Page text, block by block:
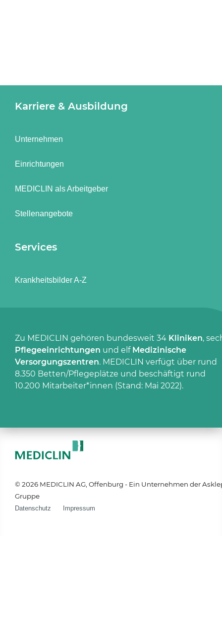
Karriere & Ausbildung
Unternehmen
Einrichtungen
MEDICLIN als Arbeitgeber
Stellenangebote
Services
Krankheitsbilder A-Z
Zu MEDICLIN gehören bundesweit 34 Kliniken,
Pflegeeinrichtungen und elf Medizinische
Versorgungszentren. MEDICLIN verfügt über rund
8.350 Betten/Pflegeplätze und beschäftigt rund
10.200 Mitarbeiter*innen (Stand: Mai 2022).
© 2026 MEDICLIN AG, Offenburg - Ein Unternehmen der
Gruppe
Datenschutz Impressum